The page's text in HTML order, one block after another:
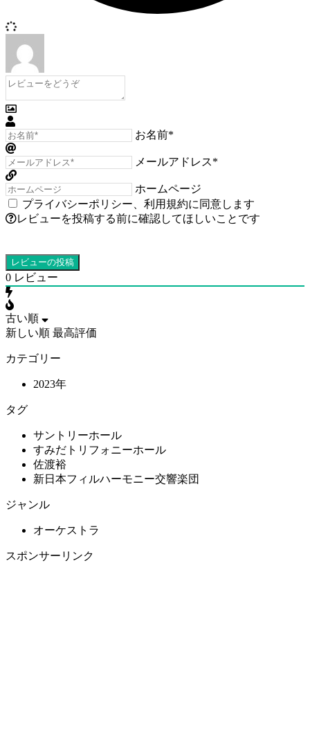
お名前*
メールアドレス*
ホームページ
プライバシーポリシー
利用規約に同意します
レビューを投稿する前に確認してほしいことです
0 レビュー
古い順
新しい順 最高評価
カテゴリー
2023年
タグ
サントリーホール
すみだトリフォニーホール
佐渡裕
新日本フィルハーモニー交響楽団
ジャンル
オーケストラ
スポンサーリンク